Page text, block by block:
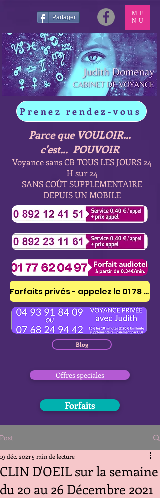
Partager
Prenez rendez-vous
Parce que VOULOIR...
c'est... POUVOIR
Voyance sans CB TOUS LES JOURS 24
H sur 24
SANS COÛT SUPPLEMENTAIRE
DEPUIS UN MOBILE
Blog
Offres speciales
ME
NU
Forfaits
Forfaits privés - appelez le 01 78 41 53 51
Post
CLIN D'OEIL sur la semaine
du 20 au 26 Décembre 2021
19 déc. 2021 5 min de lecture